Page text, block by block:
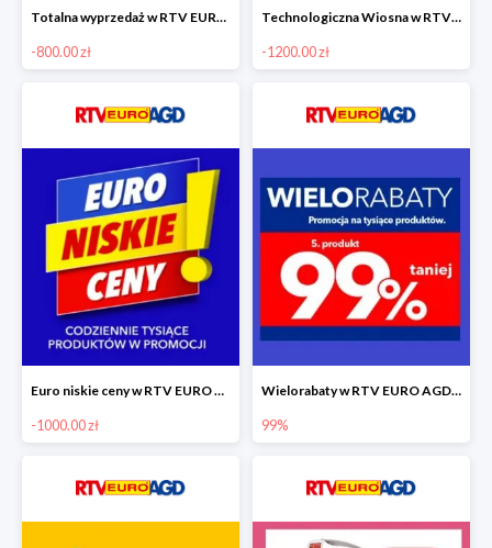
Totalna wyprzedaż w RTV EURO AGD do -800 zł
-800.00 zł
Technologiczna Wiosna w RTV EURO AGD - rabaty do -1200 zł
-1200.00 zł
Euro niskie ceny w RTV EURO AGD do -1000 zł
-1000.00 zł
Wielorabaty w RTV EURO AGD - piąty produkt -99%
99%